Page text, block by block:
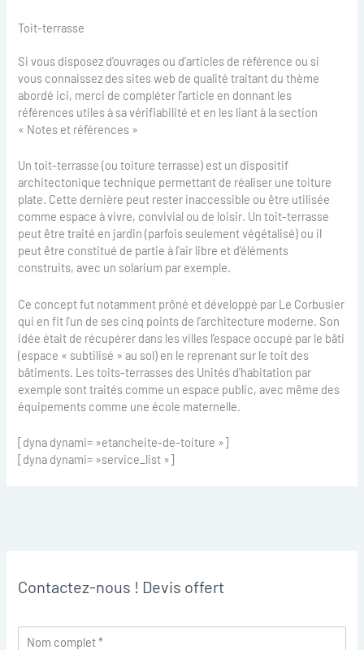
Toit-terrasse
Si vous disposez d'ouvrages ou d'articles de référence ou si
vous connaissez des sites web de qualité traitant du thème
abordé ici, merci de compléter l'article en donnant les
références utiles à sa vérifiabilité et en les liant à la section
« Notes et références »
Un toit-terrasse (ou toiture terrasse) est un dispositif
architectonique technique permettant de réaliser une toiture
plate. Cette dernière peut rester inaccessible ou être utilisée
comme espace à vivre, convivial ou de loisir. Un toit-terrasse
peut être traité en jardin (parfois seulement végétalisé) ou il
peut être constitué de partie à l'air libre et d'éléments
construits, avec un solarium par exemple.
Ce concept fut notamment prôné et développé par Le Corbusier
qui en fit l'un de ses cinq points de l'architecture moderne. Son
idée était de récupérer dans les villes l'espace occupé par le bâti
(espace « subtilisé » au sol) en le reprenant sur le toit des
bâtiments. Les toits-terrasses des Unités d'habitation par
exemple sont traités comme un espace public, avec même des
équipements comme une école maternelle.
[dyna dynami= »etancheite-de-toiture »]
[dyna dynami= »service_list »]
Contactez-nous ! Devis offert